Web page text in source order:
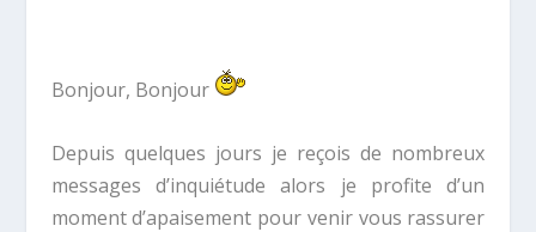
Bonjour, Bonjour
Depuis quelques jours je reçois de nombreux
messages d’inquiétude alors je profite d’un
moment d’apaisement pour venir vous rassurer